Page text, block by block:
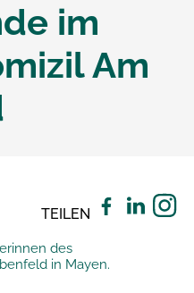
im
Am
TEILEN
des
in Mayen.